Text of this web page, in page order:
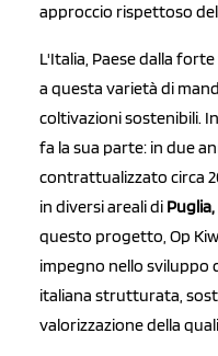
approccio rispettoso
L'Italia, Paese dalla
a questa varietà di
coltivazioni sostenibili.
fa la sua parte: in due
contrattualizzato circa
in diversi areali di
questo progetto, Op
impegno nello sviluppo
italiana strutturata,
valorizzazione della